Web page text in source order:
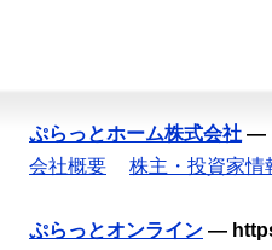
ぷらっとホーム株式会社 —
会社概要
株主・投資家情
ぷらっとオンライン —